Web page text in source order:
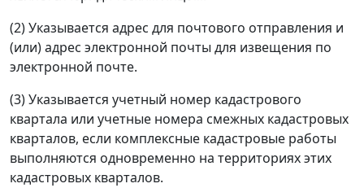
(2) Указывается адрес для почтового отправления и
(или) адрес электронной почты для извещения по
электронной почте.
(3) Указывается учетный номер кадастрового
квартала или учетные номера смежных кадастровых
кварталов, если комплексные кадастровые работы
выполняются одновременно на территориях этих
кадастровых кварталов.